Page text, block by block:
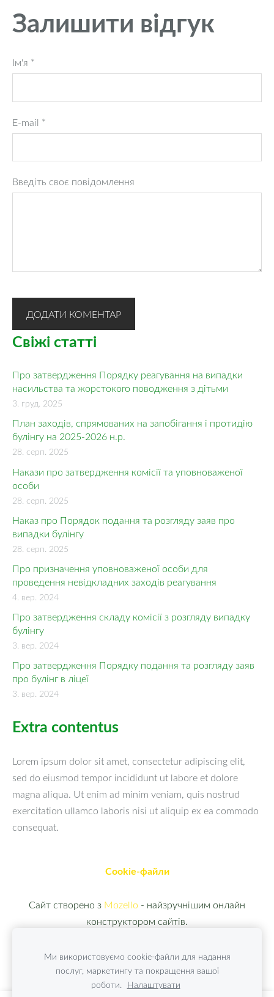
Свіжі статті
Про затвердження Порядку реагування на випадки
насильства та жорстокого поводження з дітьми
3. груд. 2025
План заходів, спрямованих на запобігання і протидію
булінгу на 2025-2026 н.р.
28. серп. 2025
Накази про затвердження комісії та уповноваженої
особи
28. серп. 2025
Наказ про Порядок подання та розгляду заяв про
випадки булінгу
28. серп. 2025
Про призначення уповноваженої особи для
проведення невідкладних заходів реагування
4. вер. 2024
Про затвердження складу комісії з розгляду випадку
булінгу
3. вер. 2024
Про затвердження Порядку подання та розгляду заяв
про булінг в ліцеї
3. вер. 2024
Extra contentus
Lorem ipsum dolor sit amet, consectetur adipiscing elit,
sed do eiusmod tempor incididunt ut labore et dolore
magna aliqua. Ut enim ad minim veniam, quis nostrud
exercitation ullamco laboris nisi ut aliquip ex ea commodo
consequat.
Залишити відгук
Ім'я *
E-mail *
Введіть своє повідомлення
Cookie-файли
Сайт створено з Mozello - найзручнішим онлайн
конструктором сайтів.
Ми використовуємо cookie-файли для надання
послуг, маркетингу та покращення вашої
роботи. Налаштувати